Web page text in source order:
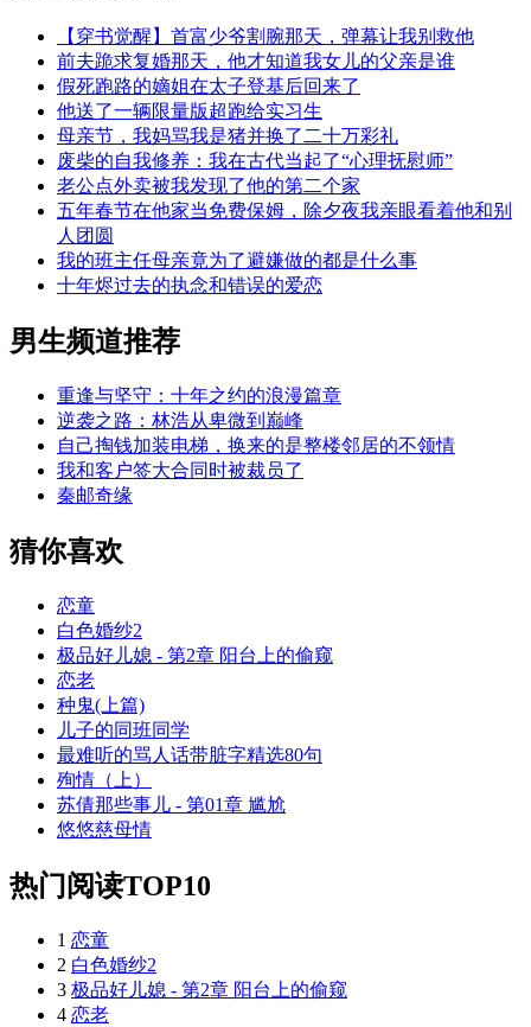
【穿书觉醒】首富少爷割腕那天，弹幕让我别救他
前夫跪求复婚那天，他才知道我女儿的父亲是谁
假死跑路的嫡姐在太子登基后回来了
他送了一辆限量版超跑给实习生
母亲节，我妈骂我是猪并换了二十万彩礼
废柴的自我修养：我在古代当起了“心理抚慰师”
老公点外卖被我发现了他的第二个家
五年春节在他家当免费保姆，除夕夜我亲眼看着他和别
人团圆
我的班主任母亲竟为了避嫌做的都是什么事
十年烬过去的执念和错误的爱恋
男生频道推荐
重逢与坚守：十年之约的浪漫篇章
逆袭之路：林浩从卑微到巅峰
自己掏钱加装电梯，换来的是整楼邻居的不领情
我和客户签大合同时被裁员了
秦邮奇缘
猜你喜欢
恋童
白色婚纱2
极品好儿媳 - 第2章 阳台上的偷窥
恋老
种鬼(上篇)
儿子的同班同学
最难听的骂人话带脏字精选80句
殉情（上）
苏倩那些事儿 - 第01章 尴尬
悠悠慈母情
热门阅读TOP10
1 恋童
2 白色婚纱2
3 极品好儿媳 - 第2章 阳台上的偷窥
4 恋老